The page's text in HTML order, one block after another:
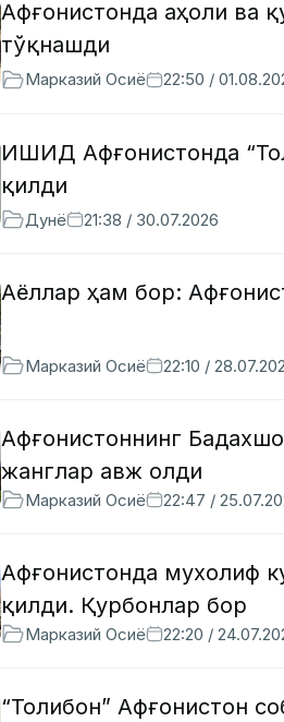
Афғонистонда аҳоли ва
тўқнашди
Марказий Осиё 22:50 /
ИШИД Афғонистонда
қилди
Дунё 21:38 / 30.07.2026
Аёллар ҳам бор:
Марказий Осиё 22:10 /
Афғонистоннинг
жанглар авж олди
Марказий Осиё 22:47 /
Афғонистонда мухолиф
қилди. Қурбонлар бор
Марказий Осиё 22:20 /
“Толибон” Афғонистон